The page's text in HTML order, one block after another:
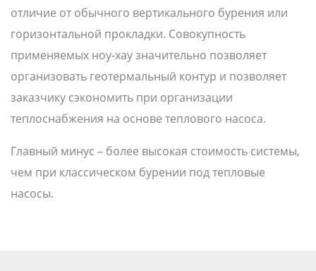
отличие от обычного вертикального бурения или
горизонтальной прокладки. Совокупность
применяемых ноу-хау значительно позволяет
организовать геотермальный контур и позволяет
заказчику сэкономить при организации
теплоснабжения на основе теплового насоса.
Главный минус – более высокая стоимость системы,
чем при классическом бурении под тепловые
насосы.